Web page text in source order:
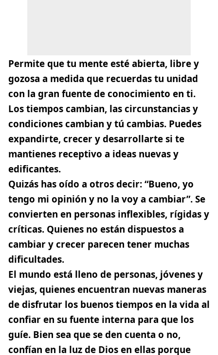
Permite que tu mente esté abierta, libre y
gozosa a medida que recuerdas tu unidad
con la gran fuente de conocimiento en ti.
Los tiempos cambian, las circunstancias y
condiciones cambian y tú cambias. Puedes
expandirte, crecer y desarrollarte si te
mantienes receptivo a ideas nuevas y
edificantes.
Quizás has oído a otros decir: “Bueno, yo
tengo mi opinión y no la voy a cambiar”. Se
convierten en personas inflexibles, rígidas y
críticas. Quienes no están dispuestos a
cambiar y crecer parecen tener muchas
dificultades.
El mundo está lleno de personas, jóvenes y
viejas, quienes encuentran nuevas maneras
de disfrutar los buenos tiempos en la vida al
confiar en su fuente interna para que los
guíe. Bien sea que se den cuenta o no,
confían en la luz de Dios en ellas porque